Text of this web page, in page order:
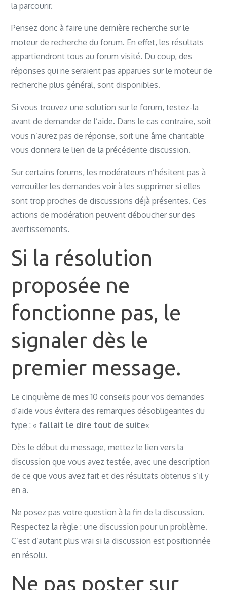
la parcourir.
Pensez donc à faire une dernière recherche sur le
moteur de recherche du forum. En effet, les résultats
appartiendront tous au forum visité. Du coup, des
réponses qui ne seraient pas apparues sur le moteur de
recherche plus général, sont disponibles.
Si vous trouvez une solution sur le forum, testez-la
avant de demander de l’aide. Dans le cas contraire, soit
vous n’aurez pas de réponse, soit une âme charitable
vous donnera le lien de la précédente discussion.
Sur certains forums, les modérateurs n’hésitent pas à
verrouiller les demandes voir à les supprimer si elles
sont trop proches de discussions déjà présentes. Ces
actions de modération peuvent déboucher sur des
avertissements.
Si la résolution
proposée ne
fonctionne pas, le
signaler dès le
premier message.
Le cinquième de mes 10 conseils pour vos demandes
d’aide vous évitera des remarques désobligeantes du
type : «fallait le dire tout de suite«
Dès le début du message, mettez le lien vers la
discussion que vous avez testée, avec une description
de ce que vous avez fait et des résultats obtenus s’il y
en a.
Ne posez pas votre question à la fin de la discussion.
Respectez la règle : une discussion pour un problème.
C’est d’autant plus vrai si la discussion est positionnée
en résolu.
Ne pas poster sur